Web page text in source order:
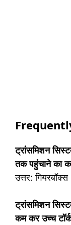
ट्रांसमिशन
तक पहुंचाने का
उत्तर: गियरबॉक्स
ट्रांसमिशन
कम कर उच्च